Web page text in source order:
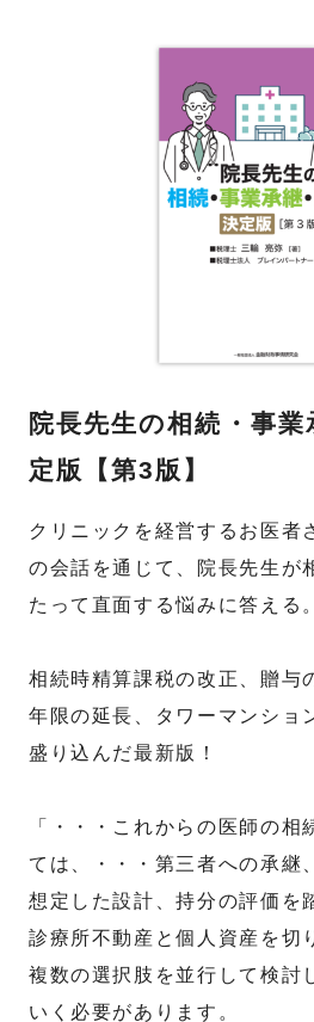
院長先生の相続・事
定版【第3版】
クリニックを経営するお医者
の会話を通じて、院長先生が
たって直面する悩みに答える。
相続時精算課税の改正、贈与
年限の延長、タワーマンショ
盛り込んだ最新版！
「・・・これからの医師の相
ては、・・・第三者への承継
想定した設計、持分の評価を
診療所不動産と個人資産を切
複数の選択肢を並行して検討
いく必要があります。